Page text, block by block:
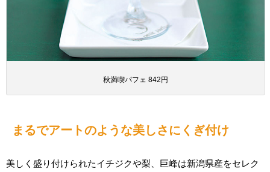
秋満喫パフェ 842円
まるでアートのような美しさにくぎ付け
美しく盛り付けられたイチジクや梨、巨峰は新潟県産をセレク